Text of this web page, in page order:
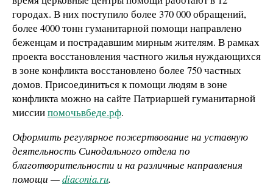
городах. В них поступило более 370 000 обращений,
более 4000 тонн гуманитарной помощи направлено
беженцам и пострадавшим мирным жителям. В рамках
проекта восстановления частного жилья нуждающихся
в зоне конфликта восстановлено более 750 частных
домов. Присоединиться к помощи людям в зоне
конфликта можно на сайте Патриаршей гуманитарной
миссиипомочьвбеде.рф.
Оформить регулярное пожертвование на уставную
деятельность Синодального отдела по
благотворительности и на различные направления
помощи —diaconia.ru.